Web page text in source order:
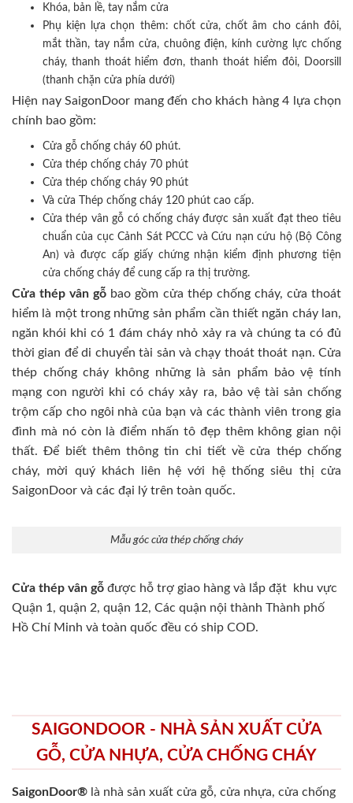
Khóa, bản lề, tay nắm cửa
Phụ kiện lựa chọn thêm: chốt cửa, chốt âm cho cánh đôi,
mắt thần, tay nắm cửa, chuông điện, kính cường lực chống
cháy, thanh thoát hiểm đơn, thanh thoát hiểm đôi, Doorsill
(thanh chặn cửa phía dưới)
Hiện nay SaigonDoor mang đến cho khách hàng 4 lựa chọn
chính bao gồm:
Cửa gỗ chống cháy 60 phút.
Cửa thép chống cháy 70 phút
Cửa thép chống cháy 90 phút
Và cửa Thép chống cháy 120 phút cao cấp.
Cửa thép vân gỗ có chống cháy được sản xuất đạt theo tiêu
chuẩn của cục Cảnh Sát PCCC và Cứu nạn cứu hộ (Bộ Công
An) và được cấp giấy chứng nhận kiểm định phương tiện
cửa chống cháy để cung cấp ra thị trường.
Cửa thép vân gỗ bao gồm cửa thép chống cháy, cửa thoát
hiểm là một trong những sản phẩm cần thiết ngăn cháy lan,
ngăn khói khi có 1 đám cháy nhỏ xảy ra và chúng ta có đủ
thời gian để di chuyển tài sản và chạy thoát thoát nạn. Cửa
thép chống cháy không những là sản phẩm bảo vệ tính
mạng con người khi có cháy xảy ra, bảo vệ tài sản chống
trộm cấp cho ngôi nhà của bạn và các thành viên trong gia
đình mà nó còn là điểm nhấn tô đẹp thêm không gian nội
thất. Để biết thêm thông tin chi tiết về cửa thép chống
cháy, mời quý khách liên hệ với hệ thống siêu thị cửa
SaigonDoor và các đại lý trên toàn quốc.
Mẫu góc cửa thép chống cháy
Cửa thép vân gỗ được hỗ trợ giao hàng và lắp đặt khu vực
Quận 1, quận 2, quận 12, Các quận nội thành Thành phố
Hồ Chí Minh và toàn quốc đều có ship COD.
SAIGONDOOR - NHÀ SẢN XUẤT CỬA
GỖ, CỬA NHỰA, CỬA CHỐNG CHÁY
SaigonDoor® là nhà sản xuất cửa gỗ, cửa nhựa, cửa chống